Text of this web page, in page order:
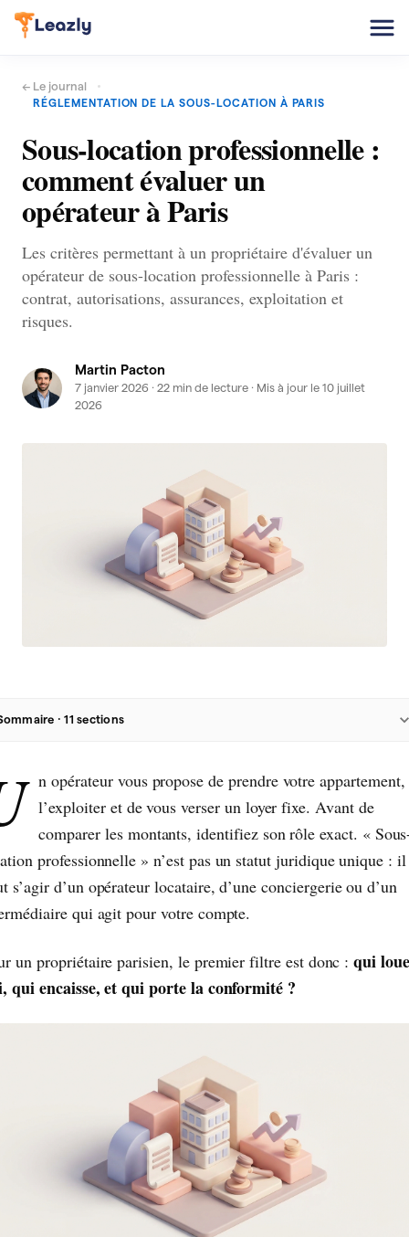
← Le journal
RÉGLEMENTATION DE LA SOUS-LOCATION À PARIS
Sous-location professionnelle :
comment évaluer un
opérateur à Paris
Les critères permettant à un propriétaire d'évaluer un
opérateur de sous-location professionnelle à Paris :
contrat, autorisations, assurances, exploitation et
risques.
Martin Pacton
7 janvier 2026 · 22 min de lecture · Mis à jour le 10 juillet
2026
·11 sections
n opérateur vous propose de prendre votre appartement,
l’exploiter et de vous verser un loyer fixe. Avant de
comparer les montants, identifiez son rôle exact. «
professionnelle » n’est pas un statut juridique unique : il
s’agir d’un opérateur locataire, d’une conciergerie ou d’un
qui agit pour votre compte.
un propriétaire parisien, le premier filtre est donc :qui
qui encaisse, et qui porte la conformité ?